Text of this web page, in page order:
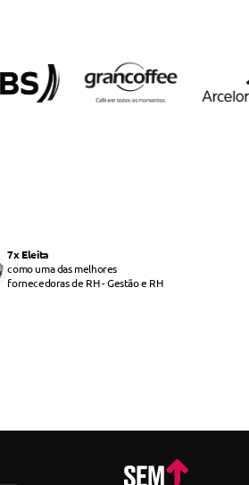
7x Eleita
como uma das melhores
fornecedoras de RH - Gestão e RH